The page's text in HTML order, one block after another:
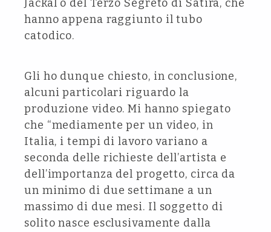
Jackal o del Terzo Segreto di Satira, che
hanno appena raggiunto il tubo
catodico.
Gli ho dunque chiesto, in conclusione,
alcuni particolari riguardo la
produzione video. Mi hanno spiegato
che “mediamente per un video, in
Italia, i tempi di lavoro variano a
seconda delle richieste dell’artista e
dell’importanza del progetto, circa da
un minimo di due settimane a un
massimo di due mesi. Il soggetto di
solito nasce esclusivamente dalla